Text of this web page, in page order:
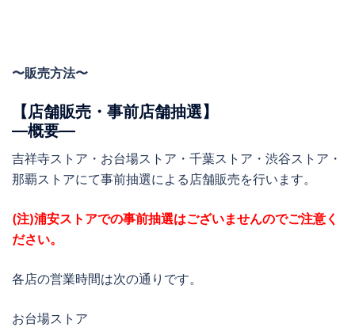
〜販売方法〜
【店舗販売・事前店舗抽選】
―概要―
吉祥寺ストア・お台場ストア・千葉ストア・渋谷ストア・
那覇ストアにて事前抽選による店舗販売を行います。
(注)浦安ストアでの事前抽選はございませんのでご注意く
ださい。
各店の営業時間は次の通りです。
お台場ストア